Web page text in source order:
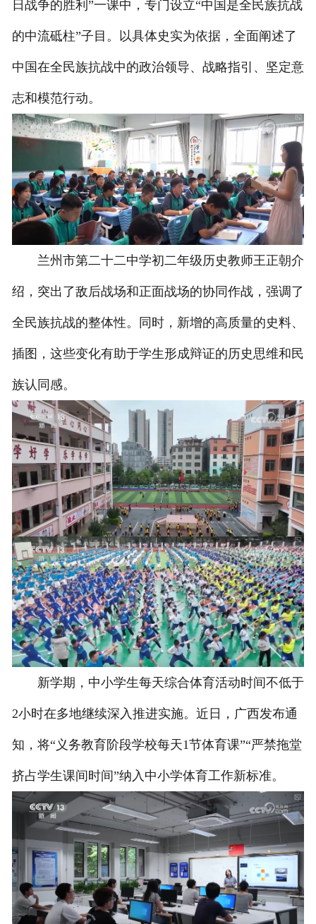
日战争的胜利”一课中，专门设立“中国是全民族抗战
的中流砥柱”子目。以具体史实为依据，全面阐述了
中国在全民族抗战中的政治领导、战略指引、坚定意
志和模范行动。
兰州市第二十二中学初二年级历史教师王正朝介
绍，突出了敌后战场和正面战场的协同作战，强调了
全民族抗战的整体性。同时，新增的高质量的史料、
插图，这些变化有助于学生形成辩证的历史思维和民
族认同感。
新学期，中小学生每天综合体育活动时间不低于
2小时在多地继续深入推进实施。近日，广西发布通
知，将“义务教育阶段学校每天1节体育课”“严禁拖堂
挤占学生课间时间”纳入中小学体育工作新标准。